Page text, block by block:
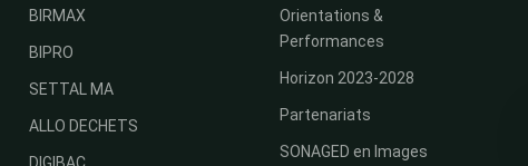
BIRMAX
BIPRO
SETTAL MA
ALLO DECHETS
Orientations &
Performances
Horizon 2023-2028
Partenariats
SONAGED en Images